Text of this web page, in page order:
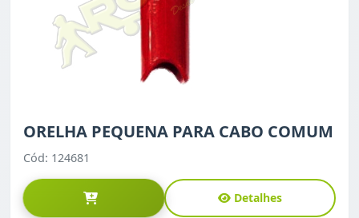
ORELHA PEQUENA PARA CABO COMUM
Cód: 124681
Detalhes